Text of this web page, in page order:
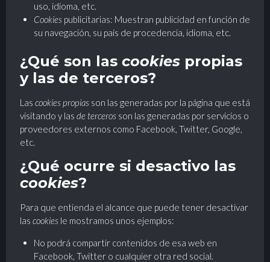
uso, idioma, etc.
Cookiespublicitarias: Muestran publicidad en función de
su navegación, su país de procedencia, idioma, etc.
¿Qué son las cookies propias
y las de terceros?
Las cookies propias son las generadas por la página que está
visitando y las de terceros son las generadas por servicios o
proveedores externos como Facebook, Twitter, Google,
etc.
¿Qué ocurre si desactivo las
cookies?
Para que entienda el alcance que puede tener desactivar
las cookies le mostramos unos ejemplos:
No podrá compartir contenidos de esa web en
Facebook, Twitter o cualquier otra red social.